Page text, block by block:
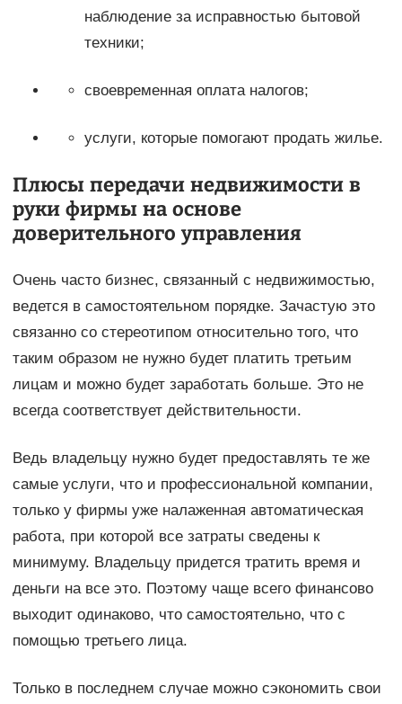
наблюдение за исправностью бытовой
техники;
своевременная оплата налогов;
услуги, которые помогают продать жилье.
Плюсы передачи недвижимости в
руки фирмы на основе
доверительного управления
Очень часто бизнес, связанный с недвижимостью,
ведется в самостоятельном порядке. Зачастую это
связанно со стереотипом относительно того, что
таким образом не нужно будет платить третьим
лицам и можно будет заработать больше. Это не
всегда соответствует действительности.
Ведь владельцу нужно будет предоставлять те же
самые услуги, что и профессиональной компании,
только у фирмы уже налаженная автоматическая
работа, при которой все затраты сведены к
минимуму. Владельцу придется тратить время и
деньги на все это. Поэтому чаще всего финансово
выходит одинаково, что самостоятельно, что с
помощью третьего лица.
Только в последнем случае можно сэкономить свои